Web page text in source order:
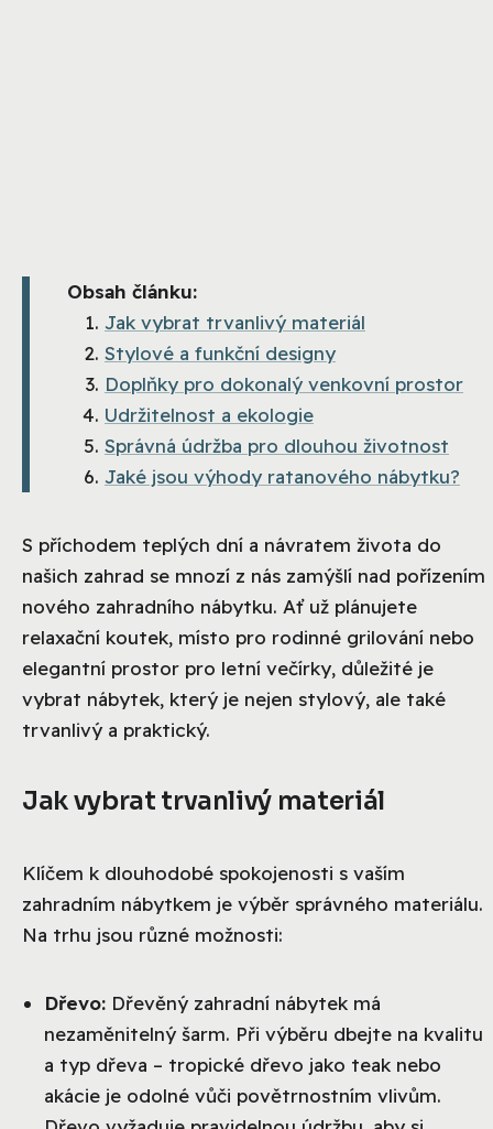
Obsah článku:
Jak vybrat trvanlivý materiál
Stylové a funkční designy
Doplňky pro dokonalý venkovní prostor
Udržitelnost a ekologie
Správná údržba pro dlouhou životnost
Jaké jsou výhody ratanového nábytku?
S příchodem teplých dní a návratem života do
našich zahrad se mnozí z nás zamýšlí nad pořízením
nového zahradního nábytku. Ať už plánujete
relaxační koutek, místo pro rodinné grilování nebo
elegantní prostor pro letní večírky, důležité je
vybrat nábytek, který je nejen stylový, ale také
trvanlivý a praktický.
Jak vybrat trvanlivý materiál
Klíčem k dlouhodobé spokojenosti s vaším
zahradním nábytkem je výběr správného materiálu.
Na trhu jsou různé možnosti:
Dřevo: Dřevěný zahradní nábytek má
nezaměnitelný šarm. Při výběru dbejte na kvalitu
a typ dřeva – tropické dřevo jako teak nebo
akácie je odolné vůči povětrnostním vlivům.